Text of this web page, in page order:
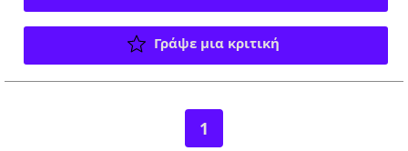
Γράψε μια κριτική
1